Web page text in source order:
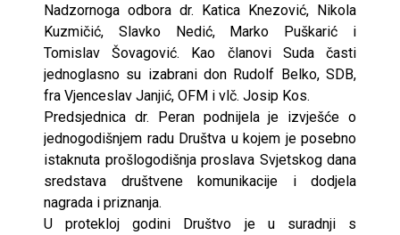
Nadzornoga odbora dr. Katica Knezović, Nikola
Kuzmičić, Slavko Nedić, Marko Puškarić i
Tomislav Šovagović. Kao članovi Suda časti
jednoglasno su izabrani don Rudolf Belko, SDB,
fra Vjenceslav Janjić, OFM i vlč. Josip Kos.
Predsjednica dr. Peran podnijela je izvješće o
jednogodišnjem radu Društva u kojem je posebno
istaknuta prošlogodišnja proslava Svjetskog dana
sredstava društvene komunikacije i dodjela
nagrada i priznanja.
U protekloj godini Društvo je u suradnji s